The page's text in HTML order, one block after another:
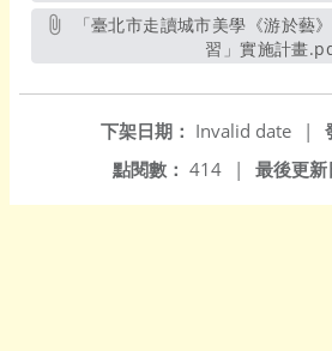
習」實施計畫
下架日期： Invalid date
|
最後更新
點閱數： 414 |